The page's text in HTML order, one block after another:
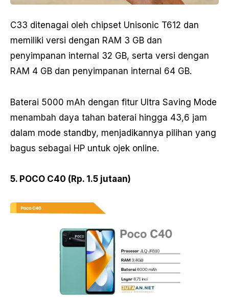
C33 ditenagai oleh chipset Unisonic T612 dan
memiliki versi dengan RAM 3 GB dan
penyimpanan internal 32 GB, serta versi dengan
RAM 4 GB dan penyimpanan internal 64 GB.
Baterai 5000 mAh dengan fitur Ultra Saving Mode
menambah daya tahan baterai hingga 43,6 jam
dalam mode standby, menjadikannya pilihan yang
bagus sebagai HP untuk ojek online.
5. POCO C40 (Rp. 1.5 jutaan)